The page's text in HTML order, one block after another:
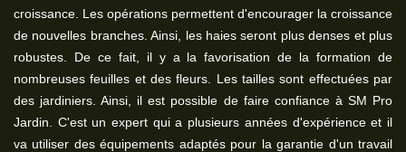
croissance. Les opérations permettent d'encourager la croissance
de nouvelles branches. Ainsi, les haies seront plus denses et plus
robustes. De ce fait, il y a la favorisation de la formation de
nombreuses feuilles et des fleurs. Les tailles sont effectuées par
des jardiniers. Ainsi, il est possible de faire confiance à SM Pro
Jardin. C'est un expert qui a plusieurs années d'expérience et il
va utiliser des équipements adaptés pour la garantie d'un travail